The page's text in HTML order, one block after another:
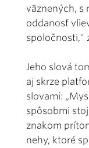
väznených, s
oddanosť
spoločnosti,"
Jeho slová
aj skrze
slovami:
spôsobmi
znakom
nehy, ktoré